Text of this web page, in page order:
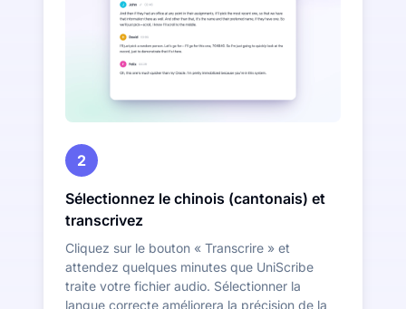
2
Sélectionnez le chinois (cantonais) et
transcrivez
Cliquez sur le bouton « Transcrire » et
attendez quelques minutes que UniScribe
traite votre fichier audio. Sélectionner la
langue correcte améliorera la précision de la